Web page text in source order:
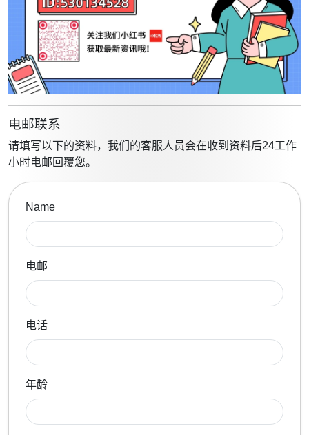
电邮联系
请填写以下的资料，我们的客服人员会在收到资料后24工作
小时电邮回覆您。
Name
电邮
电话
年龄